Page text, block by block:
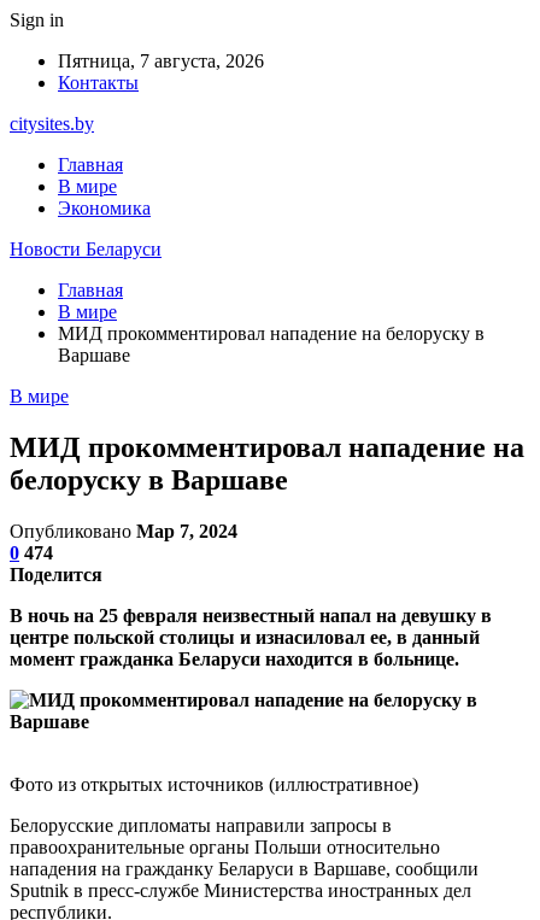
Sign in
Пятница, 7 августа, 2026
Контакты
citysites.by
Главная
В мире
Экономика
Новости Беларуси
Главная
В мире
МИД прокомментировал нападение на белоруску в
Варшаве
В мире
МИД прокомментировал нападение на
белоруску в Варшаве
Опубликовано Мар 7, 2024
0 474
Поделится
В ночь на 25 февраля неизвестный напал на девушку в
центре польской столицы и изнасиловал ее, в данный
момент гражданка Беларуси находится в больнице.
Фото из открытых источников (иллюстративное)
Белорусские дипломаты направили запросы в
правоохранительные органы Польши относительно
нападения на гражданку Беларуси в Варшаве, сообщили
Sputnik в пресс-службе Министерства иностранных дел
республики.